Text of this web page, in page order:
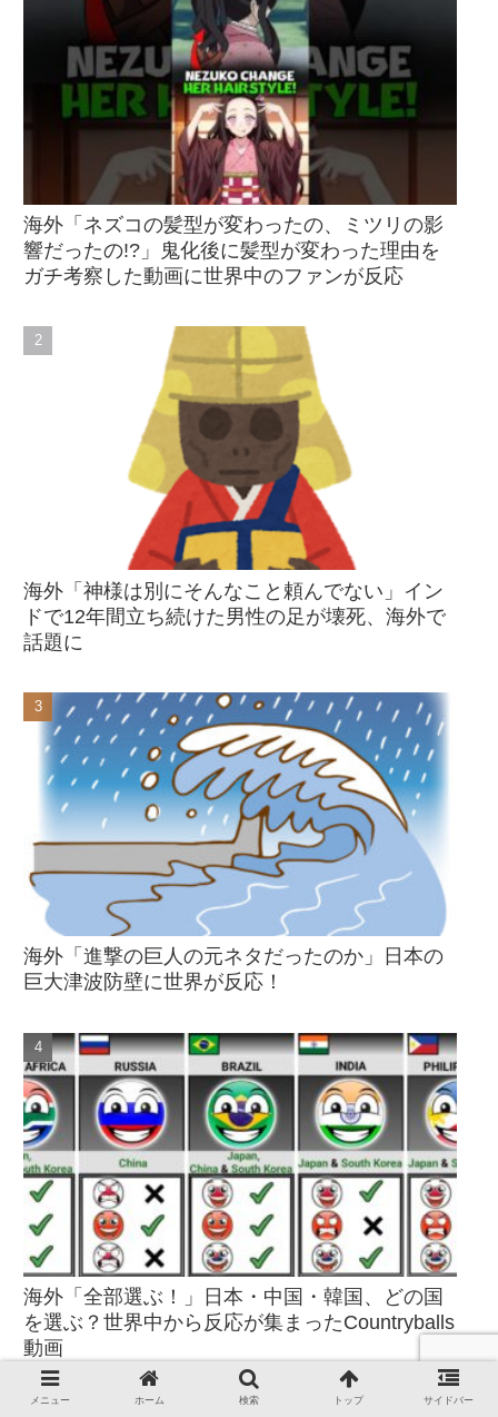
海外「ネズコの髪型が変わったの、ミツリの影
響だったの!?」鬼化後に髪型が変わった理由を
ガチ考察した動画に世界中のファンが反応
海外「神様は別にそんなこと頼んでない」イン
ドで12年間立ち続けた男性の足が壊死、海外で
話題に
海外「進撃の巨人の元ネタだったのか」日本の
巨大津波防壁に世界が反応！
海外「全部選ぶ！」日本・中国・韓国、どの国
を選ぶ？世界中から反応が集まったCountryballs
動画
メニュー ホーム 検索 トップ サイドバー